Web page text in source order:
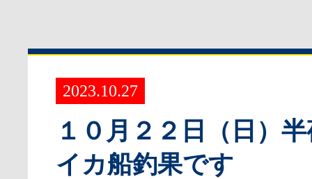
2023.10.27
１０月２２日（日）
イカ船釣果です